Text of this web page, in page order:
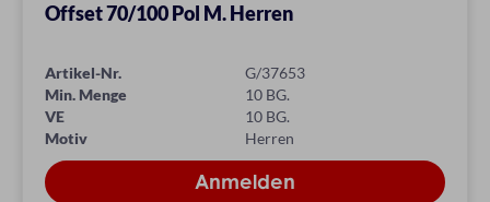
Offset 70/100 Pol M. Herren
Artikel-Nr.
G/37653
Min. Menge
10 BG.
VE
10 BG.
Motiv
Herren